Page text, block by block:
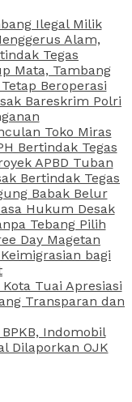
Ilegal Milik
Alam,
Tegas
Mata, Tambang
Beroperasi
Bareskrim Polri
Toko Miras
Bertindak Tegas
APBD Tuban
Bertindak Tegas
Babak Belur
Hukum Desak
Tebang Pilih
Day Magetan
bagi
Tuai Apresiasi
Transparan dan
Indomobil
Dilaporkan OJK